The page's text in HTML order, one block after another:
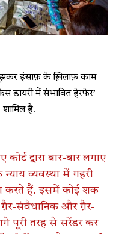
इंसाफ़ के ख़िलाफ़ काम
डायरी में संभावित हेरफेर’
है.
द्वारा बार-बार लगाए
व्यवस्था में गहरी
करते हैं. इसमें कोई शक
ग़ैर-संवैधानिक और ग़ैर-
पूरी तरह से सरेंडर कर